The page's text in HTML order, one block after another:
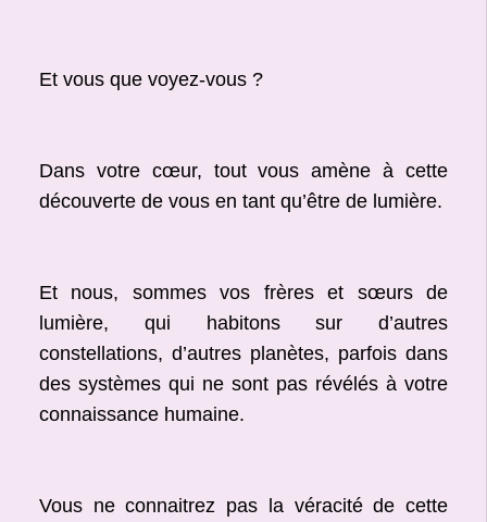
Et vous que voyez-vous ?
Dans votre cœur, tout vous amène à cette
découverte de vous en tant qu’être de lumière.
Et nous, sommes vos frères et sœurs de
lumière, qui habitons sur d’autres
constellations, d’autres planètes, parfois dans
des systèmes qui ne sont pas révélés à votre
connaissance humaine.
Vous ne connaitrez pas la véracité de cette